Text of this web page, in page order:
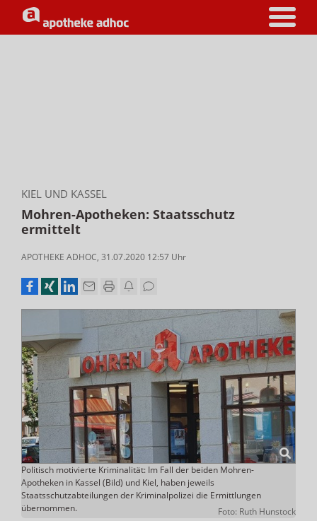
KIEL UND KASSEL
Mohren-Apotheken: Staatsschutz
ermittelt
APOTHEKE ADHOC, 31.07.2020 12:57 Uhr
Politisch motivierte Kriminalität: Im Fall der beiden Mohren-
Apotheken in Kassel (Bild) und Kiel, haben jeweils
Staatsschutzabteilungen der Kriminalpolizei die Ermittlungen
übernommen.
Foto: Ruth Hunstock